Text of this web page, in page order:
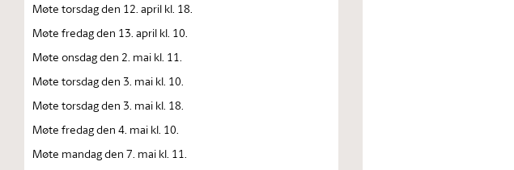
Møte torsdag den 12. april kl. 18.
Møte fredag den 13. april kl. 10.
Møte onsdag den 2. mai kl. 11.
Møte torsdag den 3. mai kl. 10.
Møte torsdag den 3. mai kl. 18.
Møte fredag den 4. mai kl. 10.
Møte mandag den 7. mai kl. 11.